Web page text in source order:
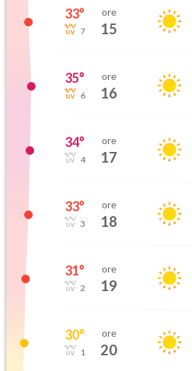
33°
7
ore
15
35°
6
ore
16
34°
4
ore
17
33°
3
ore
18
31°
2
ore
19
30°
1
ore
20